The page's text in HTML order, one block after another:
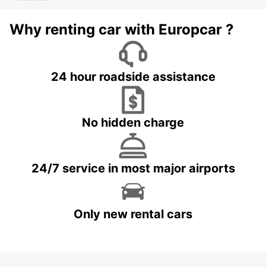
Why renting car with Europcar ?
24 hour roadside assistance
No hidden charge
24/7 service in most major airports
Only new rental cars